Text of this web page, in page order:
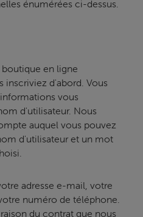
énumérées ci-dessus.
en ligne
inscriviez d'abord. Vous
vous
d'utilisateur. Nous
auquel vous pouvez
d'utilisateur et un mot
adresse e-mail, votre
numéro de téléphone.
du contrat que nous